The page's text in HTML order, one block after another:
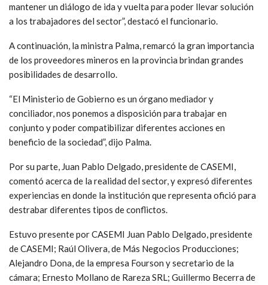
mantener un diálogo de ida y vuelta para poder llevar solución
a los trabajadores del sector”, destacó el funcionario.
A continuación, la ministra Palma, remarcó la gran importancia
de los proveedores mineros en la provincia brindan grandes
posibilidades de desarrollo.
“El Ministerio de Gobierno es un órgano mediador y
conciliador, nos ponemos a disposición para trabajar en
conjunto y poder compatibilizar diferentes acciones en
beneficio de la sociedad”, dijo Palma.
Por su parte, Juan Pablo Delgado, presidente de CASEMI,
comentó acerca de la realidad del sector, y expresó diferentes
experiencias en donde la institución que representa ofició para
destrabar diferentes tipos de conflictos.
Estuvo presente por CASEMI Juan Pablo Delgado, presidente
de CASEMI; Raúl Olivera, de Más Negocios Producciones;
Alejandro Dona, de la empresa Fourson y secretario de la
cámara; Ernesto Mollano de Rareza SRL; Guillermo Becerra de